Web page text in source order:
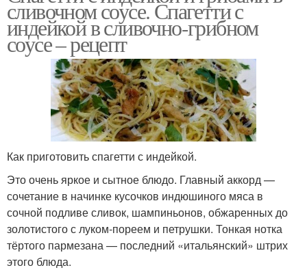
сливочном соусе. Спагетти с
индейкой в сливочно-грибном
соусе – рецепт
Как приготовить спагетти с индейкой.
Это очень яркое и сытное блюдо. Главный аккорд —
сочетание в начинке кусочков индюшиного мяса в
сочной подливе сливок, шампиньонов, обжаренных до
золотистого с луком-пореем и петрушки. Тонкая нотка
тёртого пармезана — последний «итальянский» штрих
этого блюда.